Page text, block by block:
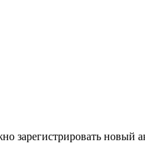
зарегистрировать новый